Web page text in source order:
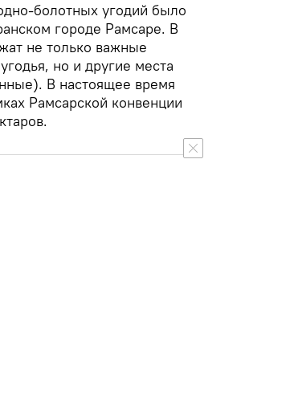
болотных угодий было
городе Рамсаре. В
не только важные
но и другие места
В настоящее время
Рамсарской конвенции